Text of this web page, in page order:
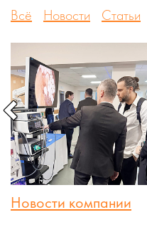
Всё Новости Статьи
Новости компании